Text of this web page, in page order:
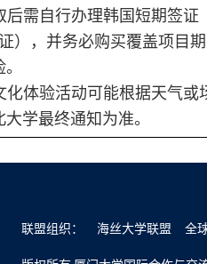
后需自行办理韩国短期签证
），并务必购买覆盖项目期
化体验活动可能根据天气或
学最终通知为准。
联盟组织： 海丝大学联盟 全